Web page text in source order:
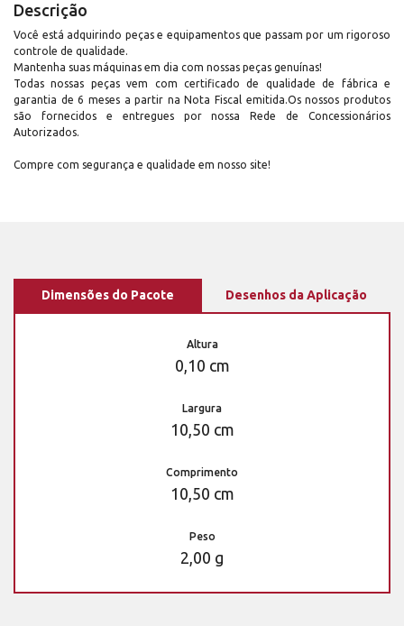
Descrição
Você está adquirindo peças e equipamentos que passam por um rigoroso
controle de qualidade.
Mantenha suas máquinas em dia com nossas peças genuínas!
Todas nossas peças vem com certificado de qualidade de fábrica e
garantia de 6 meses a partir na Nota Fiscal emitida.Os nossos produtos
são fornecidos e entregues por nossa Rede de Concessionários
Autorizados.
Compre com segurança e qualidade em nosso site!
Dimensões do Pacote Desenhos da Aplicação
Altura
0,10 cm
Largura
10,50 cm
Comprimento
10,50 cm
Peso
2,00 g